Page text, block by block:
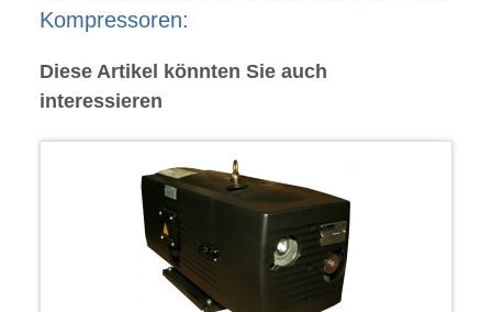
Kompressoren:
Diese Artikel könnten Sie auch
interessieren